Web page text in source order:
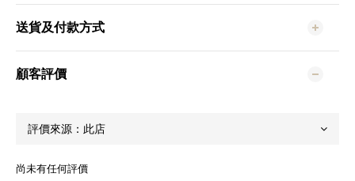
送貨及付款方式
顧客評價
尚未有任何評價